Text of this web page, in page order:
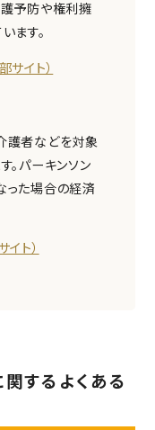
護予防や権利擁
ます。
イト）
護者などを対象
。パーキンソン
った場合の経済
ト）
するよくある